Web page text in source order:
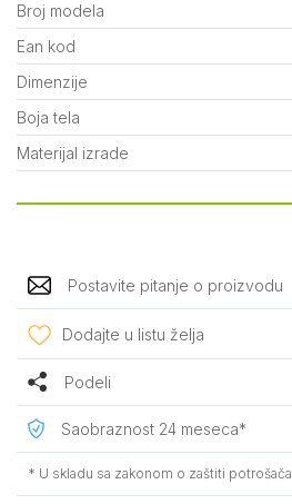
Broj modela
Ean kod
Dimenzije
Boja tela
Materijal izrade
Postavite pitanje o proizvodu
Dodajte u listu želja
Podeli
Saobraznost 24 meseca*
* U skladu sa zakonom o zaštiti potrošača